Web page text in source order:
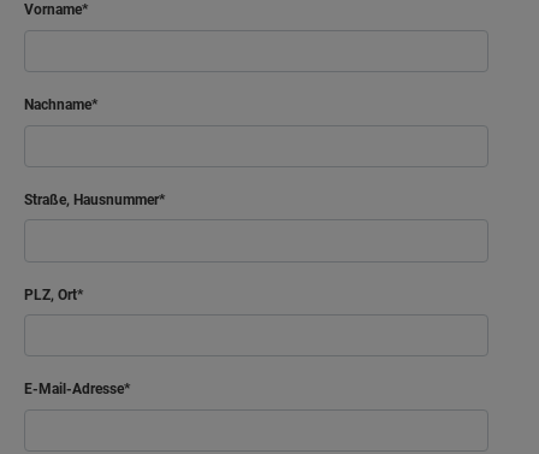
Vorname
Nachname
Straße, Hausnummer
PLZ, Ort
E-Mail-Adresse